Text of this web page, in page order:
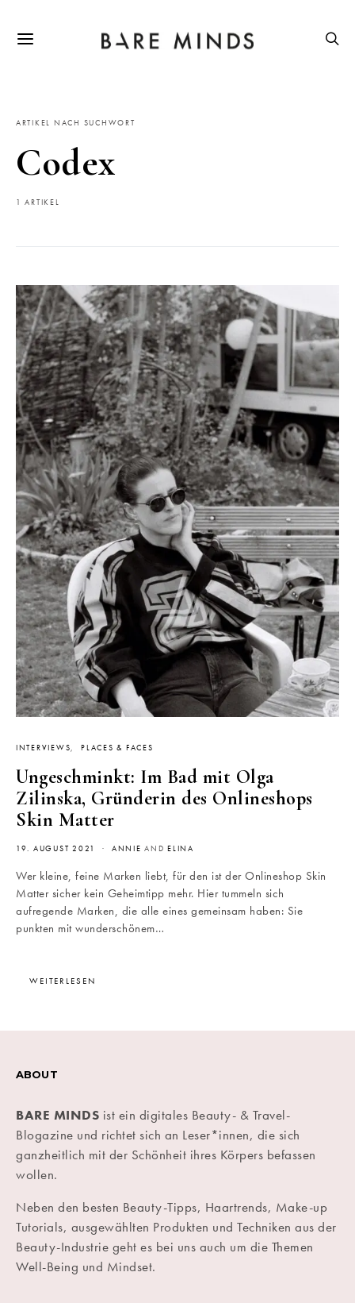
ARTIKEL NACH SUCHWORT
Codex
1 ARTIKEL
INTERVIEWS PLACES & FACES
Ungeschminkt: Im Bad mit Olga
Zilinska, Gründerin des Onlineshops
Skin Matter
19. AUGUST 2021 ANNIE AND ELINA
Wer kleine, feine Marken liebt, für den ist der Onlineshop Skin
Matter sicher kein Geheimtipp mehr. Hier tummeln sich
aufregende Marken, die alle eines gemeinsam haben: Sie
punkten mit wunderschönem…
WEITERLESEN
ABOUT
BARE MINDS ist ein digitales Beauty- & Travel-
Blogazine und richtet sich an Leser*innen, die sich
ganzheitlich mit der Schönheit ihres Körpers befassen
wollen.
Neben den besten Beauty-Tipps, Haartrends, Make-up
Tutorials, ausgewählten Produkten und Techniken aus der
Beauty-Industrie geht es bei uns auch um die Themen
Well-Being und Mindset.